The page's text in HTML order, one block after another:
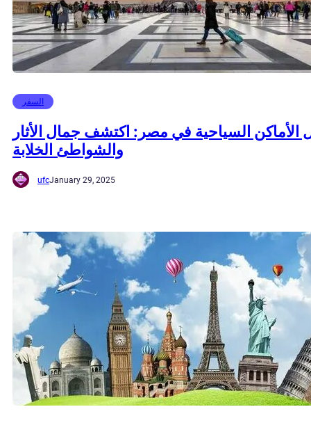
السفر
الأماكن السياحية في مصر: اكتشف جمال الأثار
والشواطئ الخلابة
ufcJanuary 29, 2025